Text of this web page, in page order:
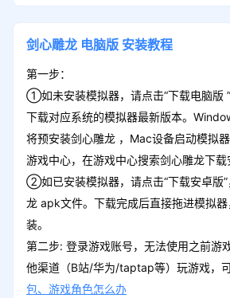
剑心雕龙 电脑版 安装教程
第一步：
①如未安装模拟器，请点击“下载电脑版
下载对应系统的模拟器最新版本。
将预安装剑心雕龙 ，Mac设备启动模拟
游戏中心，在游戏中心搜索剑心雕龙下载
②如已安装模拟器，请点击“下载安卓版
龙 apk文件。下载完成后直接拖进模拟
装。
第二步: 登录游戏账号，无法使用之前游
他渠道（B站/华为/taptap等）玩游戏，
包、游戏角色怎么办